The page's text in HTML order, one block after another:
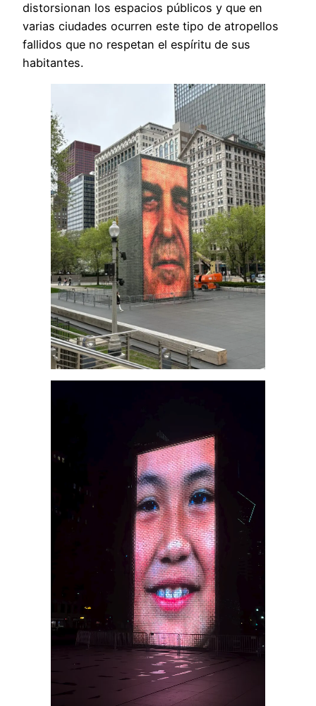
distorsionan los espacios públicos y que en
varias ciudades ocurren este tipo de atropellos
fallidos que no respetan el espíritu de sus
habitantes.